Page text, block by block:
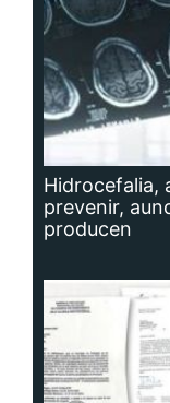
Hidrocefalia,
prevenir,
producen